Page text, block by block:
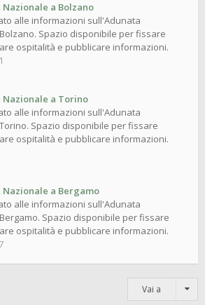
Nazionale a Bolzano
alle informazioni sull'Adunata
Spazio disponibile per fissare
ospitalità e pubblicare informazioni.
Nazionale a Torino
alle informazioni sull'Adunata
Spazio disponibile per fissare
ospitalità e pubblicare informazioni.
Nazionale a Bergamo
alle informazioni sull'Adunata
Spazio disponibile per fissare
ospitalità e pubblicare informazioni.
Vai a